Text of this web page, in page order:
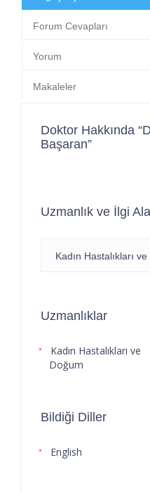
Forum Cevapları
Yorum
Makaleler
Doktor Hakkında
Başaran”
Uzmanlık ve İlgi
Kadın Hastalıkları
Uzmanlıklar
Kadın Hastalıkları ve
Doğum
Bildiği Diller
English